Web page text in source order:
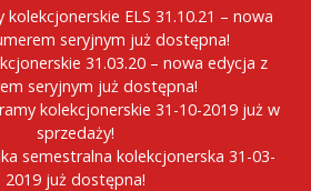
ELS 31.10.21 – nowa
seryjnym już dostępna!
31.03.20 – nowa edycja z
seryjnym już dostępna!
kolekcjonerskie 31-10-2019 już w
sprzedaży!
semestralna kolekcjonerska 31-03-
2019 już dostępna!